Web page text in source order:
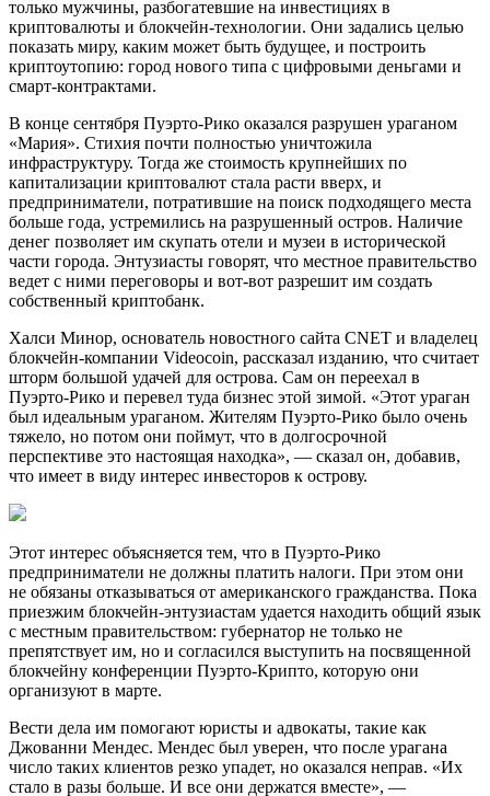
только мужчины, разбогатевшие на инвестициях в
криптовалюты и блокчейн-технологии. Они задались целью
показать миру, каким может быть будущее, и построить
криптоутопию: город нового типа с цифровыми деньгами и
смарт-контрактами.
В конце сентября Пуэрто-Рико оказался разрушен ураганом
«Мария». Стихия почти полностью уничтожила
инфраструктуру. Тогда же стоимость крупнейших по
капитализации криптовалют стала расти вверх, и
предприниматели, потратившие на поиск подходящего места
больше года, устремились на разрушенный остров. Наличие
денег позволяет им скупать отели и музеи в исторической
части города. Энтузиасты говорят, что местное правительство
ведет с ними переговоры и вот-вот разрешит им создать
собственный криптобанк.
Халси Минор, основатель новостного сайта CNET и владелец
блокчейн-компании Videocoin, рассказал изданию, что считает
шторм большой удачей для острова. Сам он переехал в
Пуэрто-Рико и перевел туда бизнес этой зимой. «Этот ураган
был идеальным ураганом. Жителям Пуэрто-Рико было очень
тяжело, но потом они поймут, что в долгосрочной
перспективе это настоящая находка», — сказал он, добавив,
что имеет в виду интерес инвесторов к острову.
Этот интерес объясняется тем, что в Пуэрто-Рико
предприниматели не должны платить налоги. При этом они
не обязаны отказываться от американского гражданства. Пока
приезжим блокчейн-энтузиастам удается находить общий язык
с местным правительством: губернатор не только не
препятствует им, но и согласился выступить на посвященной
блокчейну конференции Пуэрто-Крипто, которую они
организуют в марте.
Вести дела им помогают юристы и адвокаты, такие как
Джованни Мендес. Мендес был уверен, что после урагана
число таких клиентов резко упадет, но оказался неправ. «Их
стало в разы больше. И все они держатся вместе», —